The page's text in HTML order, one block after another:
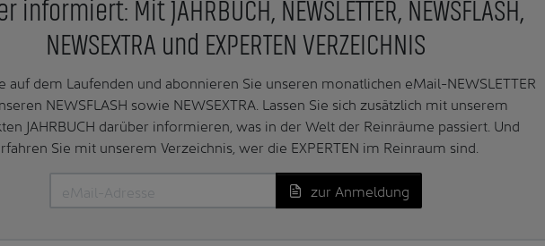
informiert: Mit JAHRBUCH, NEWSLETTER, NEWSFLASH,
NEWSEXTRA und EXPERTEN VERZEICHNIS
auf dem Laufenden und abonnieren Sie unseren monatlichen eMail-NEWSLETTER
NEWSFLASH sowie NEWSEXTRA. Lassen Sie sich zusätzlich mit unserem
JAHRBUCH darüber informieren, was in der Welt der Reinräume passiert. Und
Sie mit unserem Verzeichnis, wer die EXPERTEN im Reinraum sind.
zur Anmeldung